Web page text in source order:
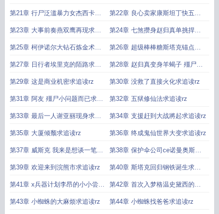
想要学习道术求追读rz 求追读rz
第21章 行尸泛滥暴力女杰西卡琼
斯求追读rz
第22章 良心卖家康斯坦丁快五百
收了加一更求追读rz
第23章 大事前奏燕双鹰再现求追
读rz
第24章 七煞攒身赵归真单挑捍卫
者联盟求追读rz
第25章 柯伊诺尔大钻石炼金术师
辛吉德登场求追读rz
第26章 超级棒棒糖斯塔克锚点事
件开启求追读rz
第27章 日行者埃里克的陌路求追
读rz
第28章 赵归真变身羊蝎子 殭尸失
控大开杀戒求追读rz
第29章 这是商业机密求追读rz 第30章 没救了直接火化求追读rz
第31章 阿友 殭尸小问题而已求追
读rz
第32章 五狱修仙法求追读rz
第33章 最后一人谢亚丽现身求追
读rz
第34章 支援赶到大战將起求追读rz
第35章 大厦倾颓求追读rz 第36章 终成鬼仙世界大变求追读rz
第37章 威斯克 我来是想谈一笔生
意求追读rz
第38章 保护伞公司ce诺曼奥斯本
求追读rz
第39章 欢迎来到浣熊市求追读rz 第40章 斯塔克回归钢铁诞生求追
读rz
第41章 x兵器计划李昂的小小尝试
求追读rz
第42章 首次入梦格温史黛西的震
惊求追读rz
第43章 小蜘蛛的大麻烦求追读rz 第44章 小蜘蛛找爸爸求追读rz